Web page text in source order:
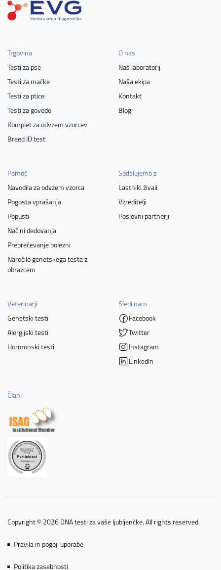
Trgovina
Testi za pse
Testi za mačke
Testi za ptice
Testi za govedo
Komplet za odvzem vzorcev
Breed ID test
O nas
Naš laboratorij
Naša ekipa
Kontakt
Blog
Pomoč
Navodila za odvzem vzorca
Pogosta vprašanja
Popusti
Načini dedovanja
Preprečevanje bolezni
Naročilo genetskega testa z
obrazcem
Sodelujemo z
Lastniki živali
Vzreditelji
Poslovni partnerji
Veterinarji
Genetski testi
Alergijski testi
Hormonski testi
Sledi nam
Facebook
Twitter
Instagram
LinkedIn
Člani
Copyright © 2026 DNA testi za vaše ljubljenčke. All rights reserved.
Pravila in pogoji uporabe
Politika zasebnosti